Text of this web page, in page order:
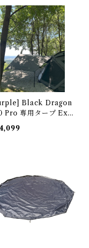
Black Dragon
Pro 専用タープ Excl
Tarp 2224040007